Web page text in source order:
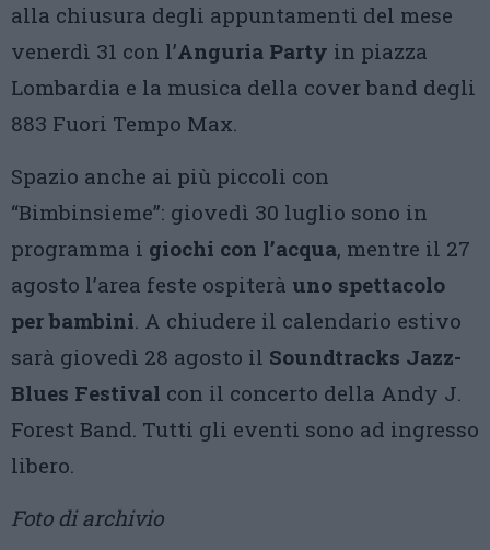
alla chiusura degli appuntamenti del mese
venerdì 31 con l’Anguria Party in piazza
Lombardia e la musica della cover band degli
883 Fuori Tempo Max.
Spazio anche ai più piccoli con
“Bimbinsieme”: giovedì 30 luglio sono in
programma i giochi con l’acqua, mentre il 27
agosto l’area feste ospiterà uno spettacolo
per bambini. A chiudere il calendario estivo
sarà giovedì 28 agosto il Soundtracks Jazz-
Blues Festival con il concerto della Andy J.
Forest Band. Tutti gli eventi sono ad ingresso
libero.
Foto di archivio